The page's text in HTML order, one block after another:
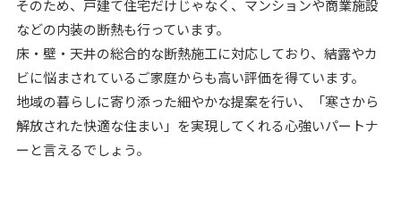
そのため、戸建て住宅だけじゃなく、マンションや商業施設
などの内装の断熱も行っています。
床・壁・天井の総合的な断熱施工に対応しており、結露やカ
ビに悩まされているご家庭からも高い評価を得ています。
地域の暮らしに寄り添った細やかな提案を行い、「寒さから
解放された快適な住まい」を実現してくれる心強いパートナ
ーと言えるでしょう。